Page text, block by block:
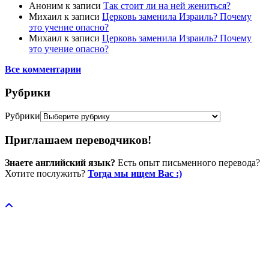
Аноним к записи Так стоит ли на ней жениться?
Михаил к записи Церковь заменила Израиль? Почему
это учение опасно?
Михаил к записи Церковь заменила Израиль? Почему
это учение опасно?
Все комментарии
Рубрики
Рубрики
Приглашаем переводчиков!
Знаете английский язык? Есть опыт письменного перевода?
Хотите послужить? Тогда мы ищем Вас :)